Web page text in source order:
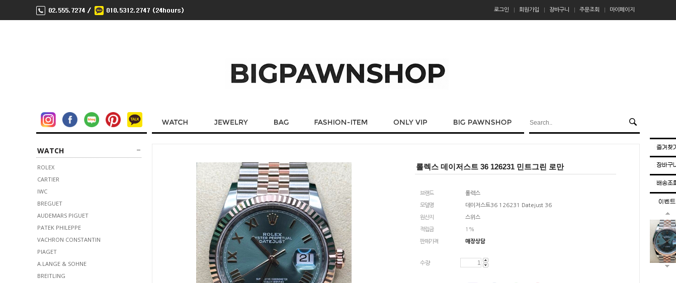
로그인 회원가입 장바구니 주문조회 마이페이지
WATCH
ROLEX
CARTIER
IWC
BREGUET
AUDEMARS PIGUET
PATEK PHILEPPE
VACHRON CONSTANTIN
PIAGET
A.LANGE & SOHNE
BREITLING
롤렉스 데이저스트 36 126231 민트그린 로만
브랜드 롤렉스
모델명 데이저스트36 126231 Datejust 36
원산지 스위스
적립금 1%
판매가격 매장상담
수량